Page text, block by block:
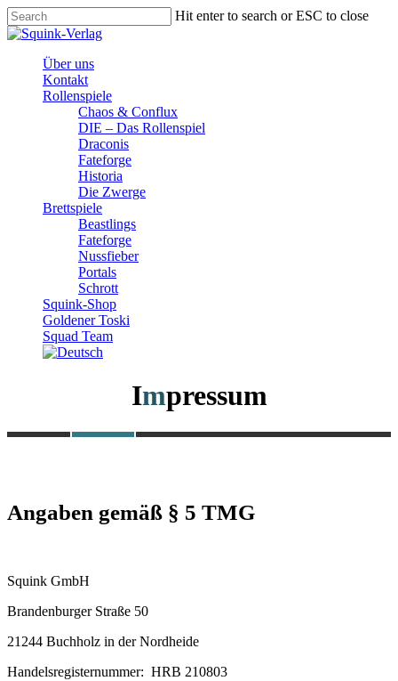
Skip
to
main
content
Hit enter to search or ESC to close
Close
Über uns
Kontakt
Rollenspiele
Chaos & Conflux
DIE – Das Rollenspiel
Draconis
Fateforge
Historia
Die Zwerge
Brettspiele
Beastlings
Fateforge
Nussfieber
Portals
Schrott
Squink-Shop
Goldener Toski
Squad Team
Impressum
Angaben gemäß § 5 TMG
Squink GmbH
Brandenburger Straße 50
21244 Buchholz in der Nordheide
Handelsregisternummer: HRB 210803